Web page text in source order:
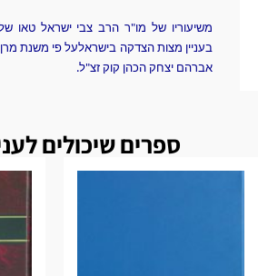
משיעוריו של מו"ר הרב צבי ישראל טאו
בעניין מצות הצדקה בישראלעל פי משנת
אברהם יצחק הכהן קוק זצ"ל.
ספרים שיכולים